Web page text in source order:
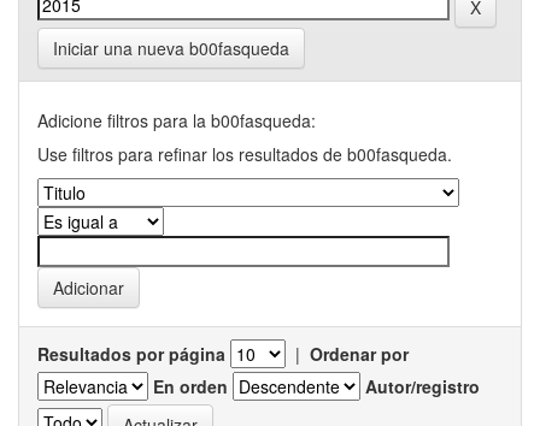
Iniciar una nueva b00fasqueda
Adicione filtros para la b00fasqueda:
Use filtros para refinar los resultados de b00fasqueda.
Resultados por página | Ordenar por
En orden
Autor/registro